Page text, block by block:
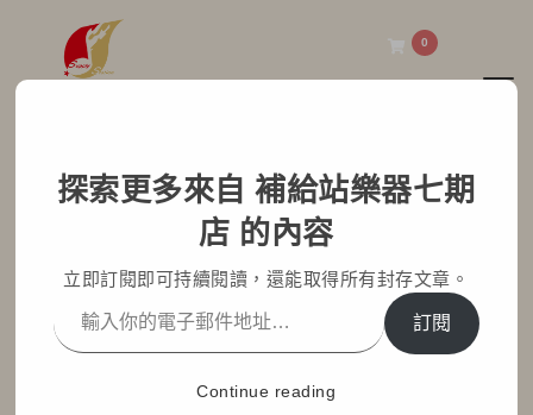
0
BOSS D-CUBE LX 高科
技多功能音箱
最新消息
BOSS D-CUBE LX 高科技多功能音箱
探索更多來自 補給站樂器七期
店 的內容
立即訂閱即可持續閱讀，還能取得所有封存文章。
訂閱
Continue reading